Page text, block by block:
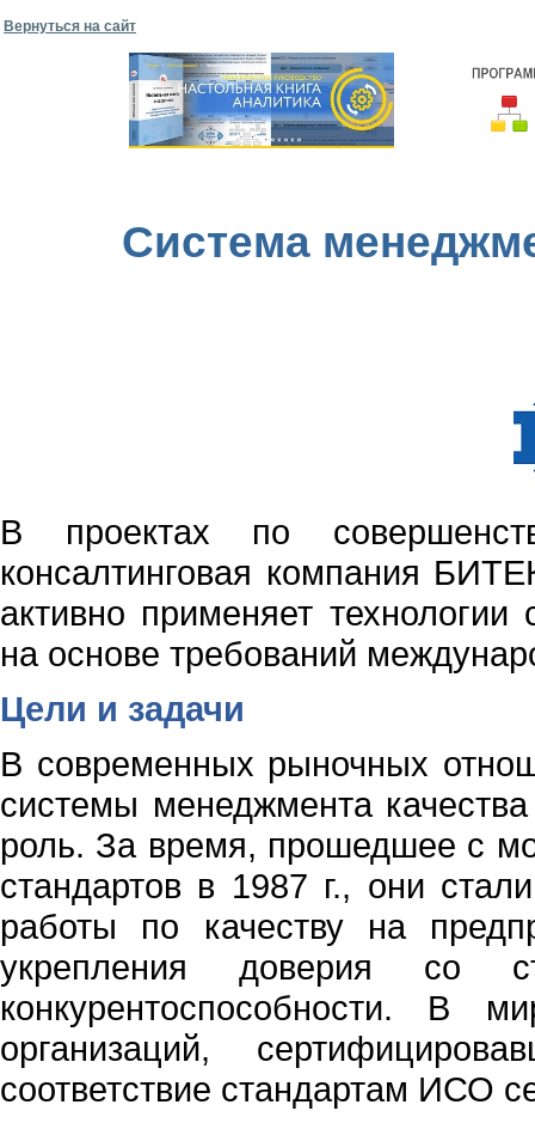
Вернуться на сайт
Система
В проектах по
консалтинговая компания
активно применяет
на основе требований
Цели и задачи
В современных рыночных
системы менеджмента
роль. За время, прошедшее с
стандартов в 1987 г., они
работы по качеству на
укрепления доверия со
конкурентоспособности. В
организаций,
соответствие стандартам ИСО